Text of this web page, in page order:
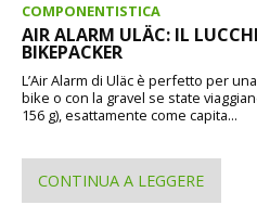
COMPONENTISTICA
AIR ALARM ULÄC: IL
BIKEPACKER
L’Air Alarm di Uläc è perfetto per
bike o con la gravel se state
156 g), esattamente come capita...
CONTINUA A LEGGERE